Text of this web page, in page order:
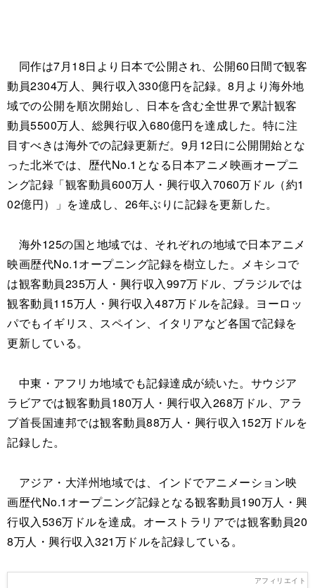
同作は7月18日より日本で公開され、公開60日間で観客
動員2304万人、興行収入330億円を記録。8月より海外地
域での公開を順次開始し、日本を含む全世界で累計観客
動員5500万人、総興行収入680億円を達成した。特に注
目すべきは海外での記録更新だ。9月12日に公開開始とな
った北米では、歴代No.1となる日本アニメ映画オープニ
ング記録「観客動員600万人・興行収入7060万ドル（約1
02億円）」を達成し、26年ぶりに記録を更新した。
海外125の国と地域では、それぞれの地域で日本アニメ
映画歴代No.1オープニング記録を樹立した。メキシコで
は観客動員235万人・興行収入997万ドル、ブラジルでは
観客動員115万人・興行収入487万ドルを記録。ヨーロッ
パでもイギリス、スペイン、イタリアなど各国で記録を
更新している。
中東・アフリカ地域でも記録達成が続いた。サウジア
ラビアでは観客動員180万人・興行収入268万ドル、アラ
ブ首長国連邦では観客動員88万人・興行収入152万ドルを
記録した。
アジア・大洋州地域では、インドでアニメーション映
画歴代No.1オープニング記録となる観客動員190万人・興
行収入536万ドルを達成。オーストラリアでは観客動員20
8万人・興行収入321万ドルを記録している。